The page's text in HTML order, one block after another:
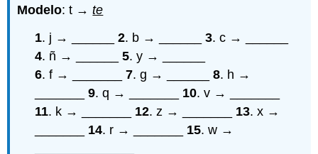
Modelo: t →te
1. j → ______2. b → ______3. c → ______
4. ñ → ______5. y → ______
6. f → _______7. g → ______8. h →
_______9. q → _______ 10. v → _______
11. k → _______ 12. z → _______ 13. x →
14. r → _______ 15. w →